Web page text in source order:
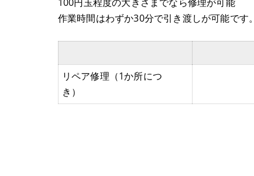
作業時間はわずか30分で引き渡しが可能です
リペア修理（1か所につ
き）
税